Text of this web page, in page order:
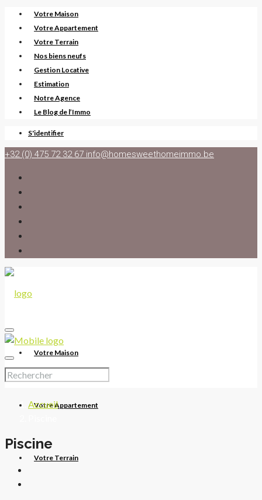
Votre Maison
Votre Appartement
Votre Terrain
Nos biens neufs
Gestion Locative
Estimation
Notre Agence
Le Blog de l’Immo
S'identifier
+32 (0) 475 72 32 67 info@homesweethomeimmo.be
Votre Maison
Votre Appartement
Votre Terrain
Accueil
Piscine